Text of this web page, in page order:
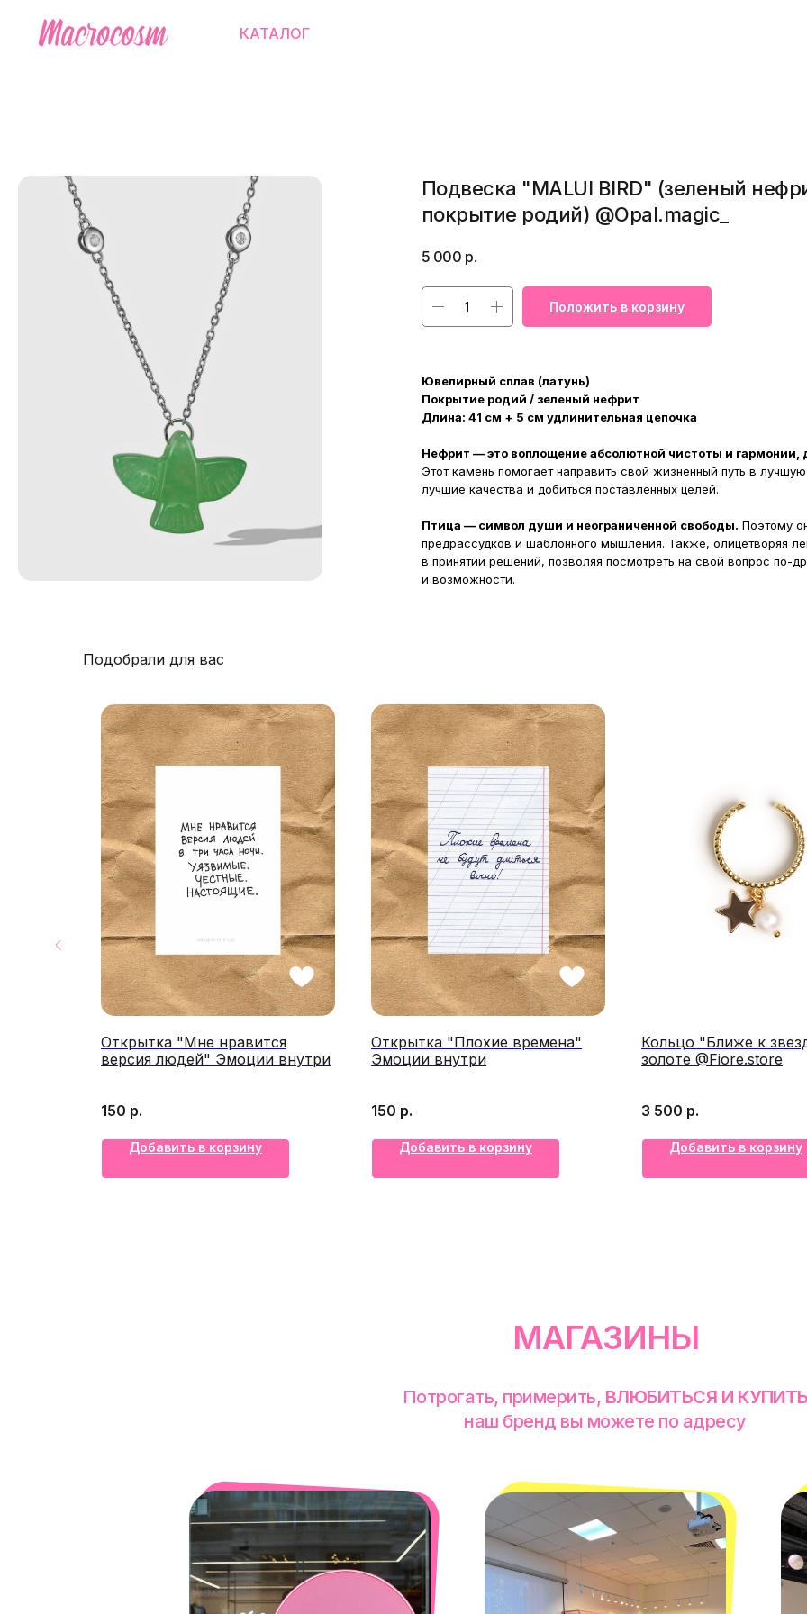
КАТАЛОГ
Подвеска "MALUI BIRD" (зеленый
покрытие родий) @Opal.magic_
5 000 р.
Положить в корзину
Ювелирный сплав (латунь)
Покрытие родий / зеленый нефрит
Длина: 41 см + 5 см удлинительная цепочка
Нефрит — это воплощение абсолютной чистоты и гармонии,
Этот камень помогает направить свой жизненный путь в
лучшие качества и добиться поставленных целей.
Птица — символ души и неограниченной свободы. Поэтому
предрассудков и шаблонного мышления. Также, олицетворяя
в принятии решений, позволяя посмотреть на свой вопрос по-
и возможности.
Подобрали для вас
Открытка "Мне нравится
версия людей" Эмоции внутри
150 р.
Добавить в корзину
Открытка "Плохие времена"
Эмоции внутри
150 р.
Добавить в корзину
Кольцо "Ближе к
золоте @Fiore.store
3 500 р.
Добавить в корзину
МАГАЗИНЫ
Потрогать, примерить, ВЛЮБИТЬСЯ И
наш бренд вы можете по адресу